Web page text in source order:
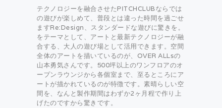
テクノロジーを融合させたPITCHCLUBならでは
の遊びが楽しめて、普段とは違った時間を過ごせ
ますRe:Design、スタンダードな遊びに驚きを。
をテーマとして、アートと最新テクノロジーが融
合する、大人の遊び場として活用できます。空間
全体のアートを描いているのが、OVER ALLsの
山本勇気さんです。500坪以上のワンフロアのオ
ープンラウンジから各個室まで、至るところにア
ートが描かれているのが特徴です。素晴らしい空
間を、なんと製作期間はわずか2ヶ月程で作り上
げたのですから驚きです。